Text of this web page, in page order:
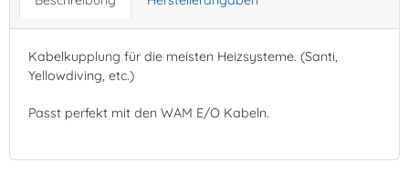
Kabelkupplung für die meisten Heizsysteme. (Santi,
Yellowdiving, etc.)
Passt perfekt mit den WAM E/O Kabeln.